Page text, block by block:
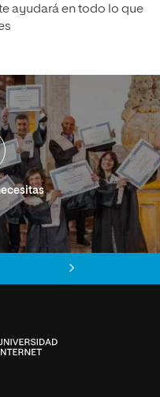
ayudará en todo lo que